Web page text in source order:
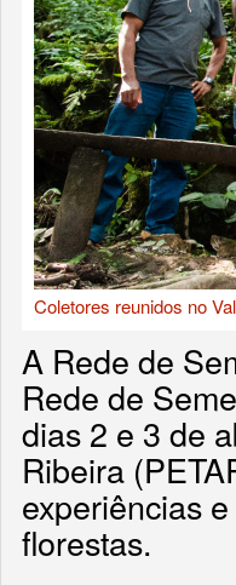
Coletores reunidos no
A Rede de
Rede de
dias 2 e 3 de
Ribeira
experiências
florestas.